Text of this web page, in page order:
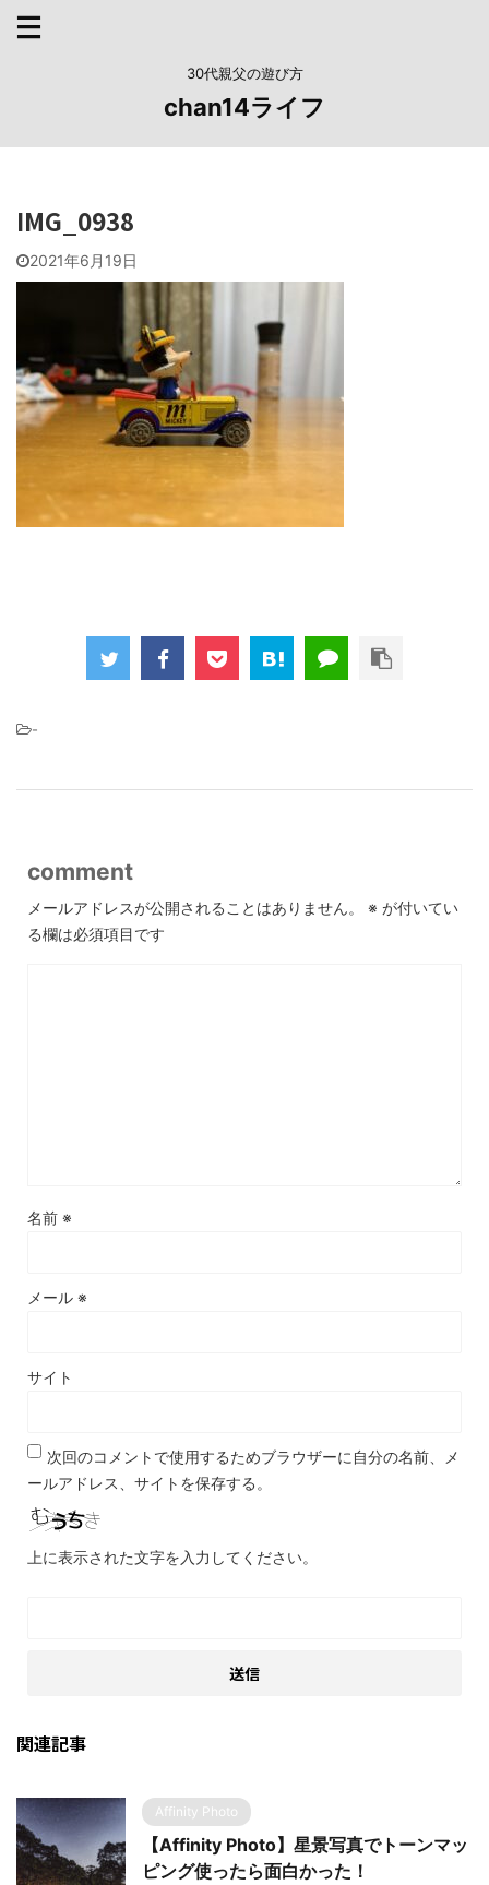
30代親父の遊び方
chan14ライフ
IMG_0938
2021年6月19日
-
comment
メールアドレスが公開されることはありません。 ※ が付いてい
る欄は必須項目です
名前 ※
メール ※
サイト
次回のコメントで使用するためブラウザーに自分の名前、メ
ールアドレス、サイトを保存する。
上に表示された文字を入力してください。
関連記事
Affinity Photo
【Affinity Photo】星景写真でトーンマッ
ピング使ったら面白かった！